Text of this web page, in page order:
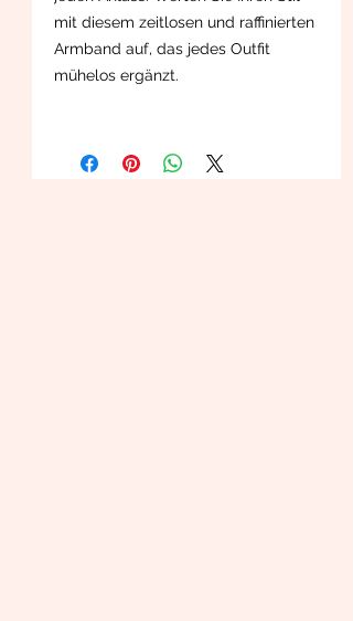
mit diesem zeitlosen und raffinierten
Armband auf, das jedes Outfit
mühelos ergänzt.